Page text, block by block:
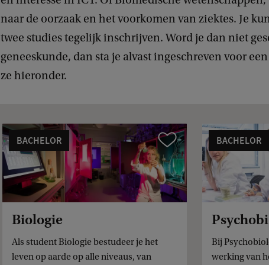
e
:
o
n
naar de oorzaak en het voorkomen van ziektes. Je
twee studies tegelijk inschrijven. Word je dan niet
geneeskunde, dan sta je alvast ingeschreven voor
ze hieronder.
Vergelijk
BACHELOR
Biologie
Als student Biologie bestudeer je het
leven op aarde op alle niveaus, van
BACHELOR
Bij
werking van